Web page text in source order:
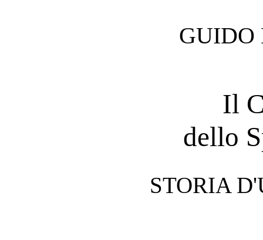
GUIDO
Il
dello
STORIA